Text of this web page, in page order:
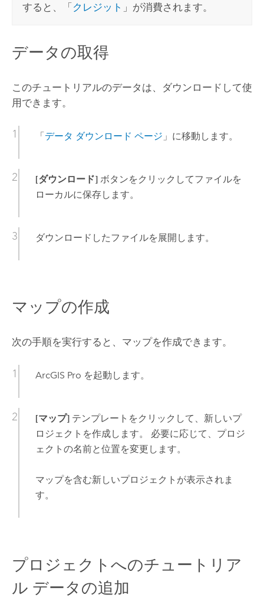
すると、「クレジット 」が消費されます。
データの取得
このチュートリアルのデータは、ダウンロードして使
用できます。
「データ ダウンロード ページ 」に移動します。
[ダウンロード]ボタンをクリックしてファイルを
ローカルに保存します。
ダウンロードしたファイルを展開します。
マップの作成
次の手順を実行すると、マップを作成できます。
ArcGIS Pro を起動します。
[マップ]テンプレートをクリックして、新しいプ
ロジェクトを作成します。 必要に応じて、プロジ
ェクトの名前と位置を変更します。
マップを含む新しいプロジェクトが表示されま
す。
プロジェクトへのチュートリア
ル データの追加